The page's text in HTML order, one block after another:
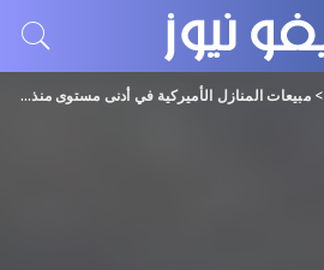
>مبيعات المنازل الأميركية في أدنى مستوى منذ 14 عاماً